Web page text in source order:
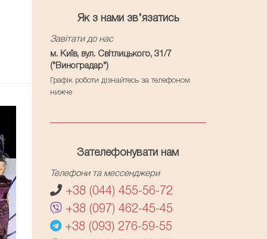
Як з нами зв’язатись
Завітати до нас
м. Київ, вул. Світлицького, 31/7
("Виноградар")
Графік роботи дізнайтесь за телефоном
нижче
Зателефонувати нам
Телефони та мессенджери
+38 (044) 455-56-72
+38 (097) 462-45-45
+38 (093) 276-59-55